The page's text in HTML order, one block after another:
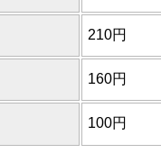
210円
160円
100円